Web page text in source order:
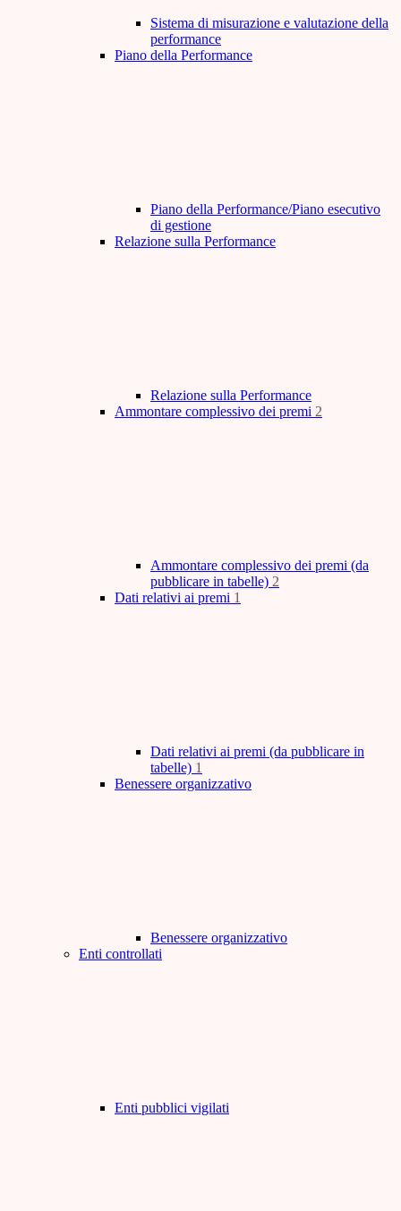
Sistema di misurazione e valutazione della
performance
Piano della Performance
Piano della Performance/Piano esecutivo
di gestione
Relazione sulla Performance
Relazione sulla Performance
Ammontare complessivo dei premi 2
Ammontare complessivo dei premi (da
pubblicare in tabelle) 2
Dati relativi ai premi 1
Dati relativi ai premi (da pubblicare in
tabelle) 1
Benessere organizzativo
Benessere organizzativo
Enti controllati
Enti pubblici vigilati